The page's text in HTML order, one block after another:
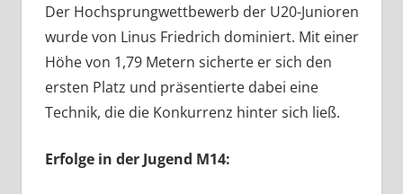
Der Hochsprungwettbewerb der U20-Junioren
wurde von Linus Friedrich dominiert. Mit einer
Höhe von 1,79 Metern sicherte er sich den
ersten Platz und präsentierte dabei eine
Technik, die die Konkurrenz hinter sich ließ.
Erfolge in der Jugend M14: